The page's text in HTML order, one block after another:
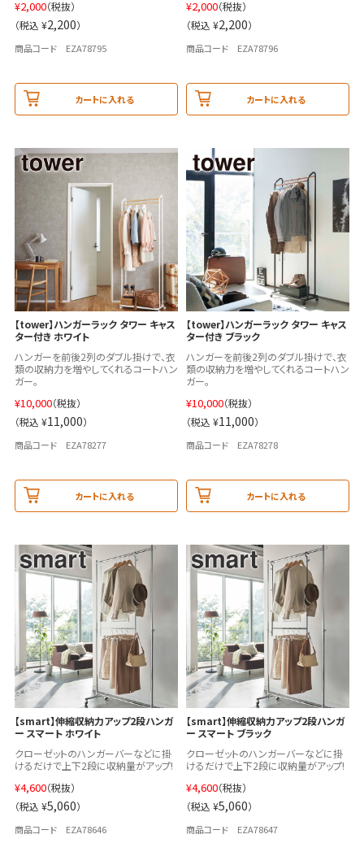
¥2,000（税抜）
（税込 ¥2,200）
商品コード EZA78795
カートに入れる
¥2,000（税抜）
（税込 ¥2,200）
商品コード EZA78796
カートに入れる
【tower】ハンガーラック タワー キャス
ター付き ホワイト
ハンガーを前後2列のダブル掛けで、衣
類の収納力を増やしてくれるコートハン
ガー。
¥10,000（税抜）
（税込 ¥11,000）
商品コード EZA78277
カートに入れる
【tower】ハンガーラック タワー キャス
ター付き ブラック
ハンガーを前後2列のダブル掛けで、衣
類の収納力を増やしてくれるコートハン
ガー。
¥10,000（税抜）
（税込 ¥11,000）
商品コード EZA78278
カートに入れる
【smart】伸縮収納力アップ2段ハンガ
ー スマート ホワイト
クローゼットのハンガーバーなどに掛
けるだけで上下2段に収納量がアップ!
¥4,600（税抜）
（税込 ¥5,060）
商品コード EZA78646
【smart】伸縮収納力アップ2段ハンガ
ー スマート ブラック
クローゼットのハンガーバーなどに掛
けるだけで上下2段に収納量がアップ!
¥4,600（税抜）
（税込 ¥5,060）
商品コード EZA78647